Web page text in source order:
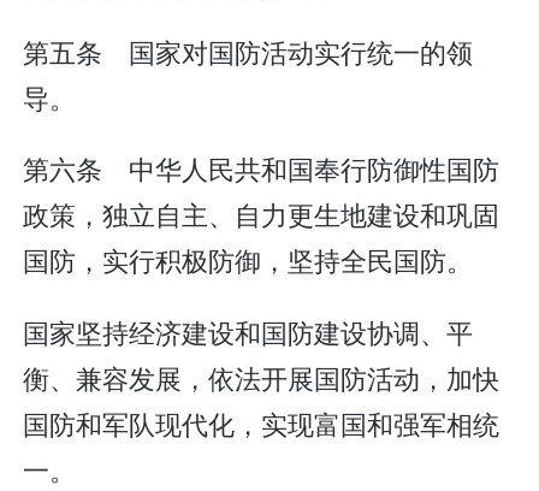
第五条 国家对国防活动实行统一的领
导。
第六条 中华人民共和国奉行防御性国防
政策，独立自主、自力更生地建设和巩固
国防，实行积极防御，坚持全民国防。
国家坚持经济建设和国防建设协调、平
衡、兼容发展，依法开展国防活动，加快
国防和军队现代化，实现富国和强军相统
一。